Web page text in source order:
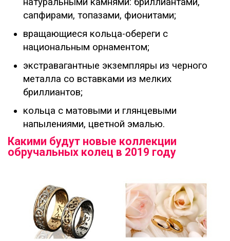
сапфирами, топазами, фионитами;
вращающиеся кольца-обереги с
национальным орнаментом;
экстравагантные экземпляры из черного
металла со вставками из мелких
бриллиантов;
кольца с матовыми и глянцевыми
напылениями, цветной эмалью.
Какими будут новые коллекции
обручальных колец в 2019 году